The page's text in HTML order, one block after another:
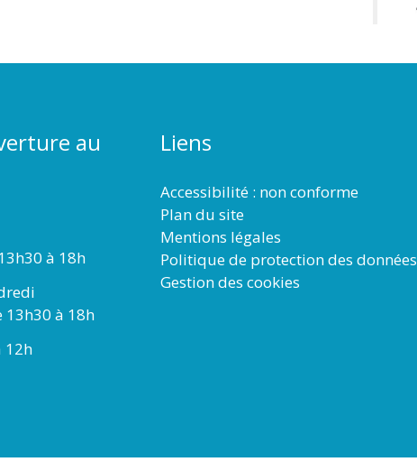
au
à 18h
13h30 à 18h
12h
Liens
Accessibilité : non conforme
Plan du site
Mentions légales
Politique de protection des données
Gestion des cookies